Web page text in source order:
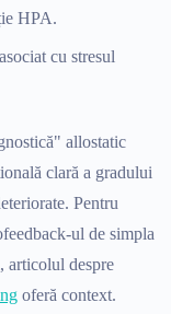
HPA.
cu stresul
allostatic
clară a gradului
Pentru
ul de simpla
articolul despre
oferă context.